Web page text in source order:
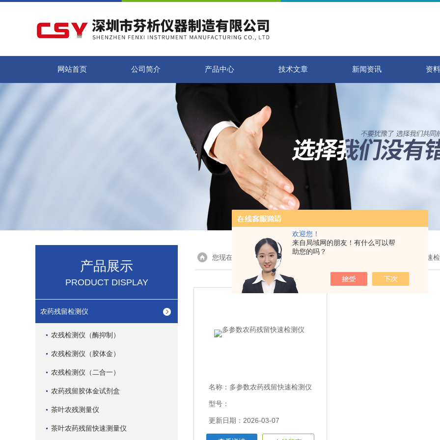
欢迎您！
来自局域网的朋友！有什么可以帮
助您的吗？
网站首页 公司简介 产品中心 技术文章 新闻资讯 资
产品展示
PRODUCT DISPLAY
农药残留检测仪
农残检测仪（酶抑制）
农残检测仪（胶体金）
农残检测仪（二合一）
农药残留胶体金试剂盒
茶叶农残测量仪
茶叶农药残留快速测量仪
您现在的位置：首页> 产品展示 > 农药残留检测仪 >多参数农药残留快速
名称： 多参数农药残留快速检测仪
型号：
更新日期：2026-03-07